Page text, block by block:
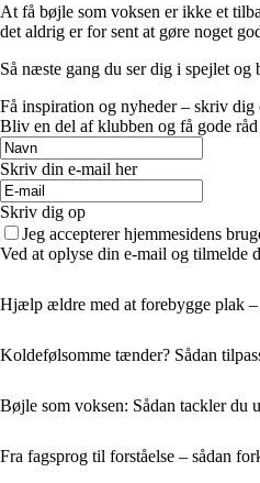
At få bøjle som voksen er ikke et
det aldrig er for sent at gøre noget
Så næste gang du ser dig i spejlet
Få inspiration og nyheder – skriv dig
Bliv en del af klubben og få gode
Skriv din e-mail her
Skriv dig op
Jeg accepterer hjemmesidens
Ved at oplyse din e-mail og tilmelde
Hjælp ældre med at forebygge plak
Koldefølsomme tænder? Sådan
Bøjle som voksen: Sådan tackler du
Fra fagsprog til forståelse – sådan